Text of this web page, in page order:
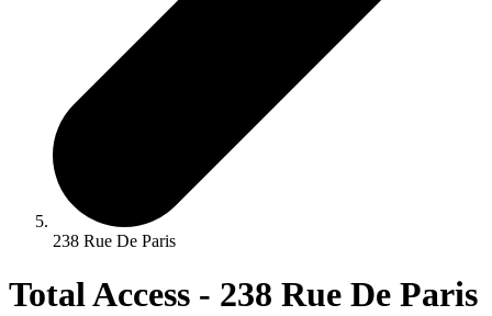
238 Rue De Paris
Total Access - 238 Rue De Paris